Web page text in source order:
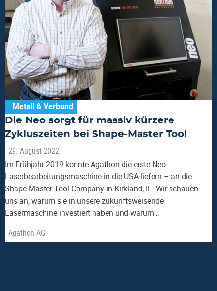
Metall & Verbund
Die Neo sorgt für massiv kürzere
Zykluszeiten bei Shape-Master Tool
29. August 2022
Im Frühjahr 2019 konnte Agathon die erste Neo-
Laserbearbeitungsmaschine in die USA liefern – an die
Shape-Master Tool Company in Kirkland, IL. Wir schauen
uns an, warum sie in unsere zukunftsweisende
Lasermaschine investiert haben und warum…
Agathon AG